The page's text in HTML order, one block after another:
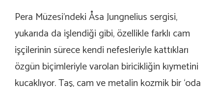
Pera Müzesi’ndeki Åsa Jungnelius sergisi,
yukarıda da işlendiği gibi, özellikle farklı cam
işçilerinin sürece kendi nefesleriyle kattıkları
özgün biçimleriyle varolan biricikliğin kıymetini
kucaklıyor. Taş, cam ve metalin kozmik bir ‘oda